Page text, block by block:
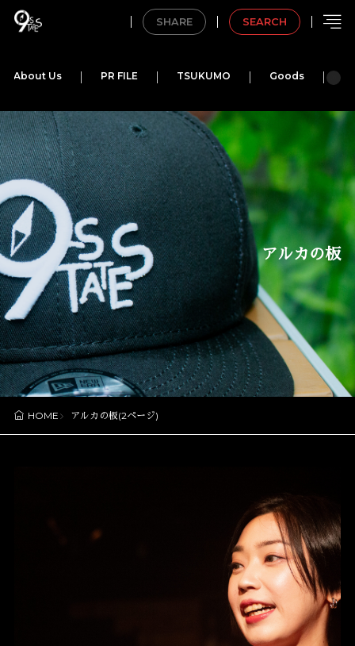
SHARE SEARCH
About Us PR FILE TSUKUMO Goods
アルカの板
HOME アルカの板(2ページ)